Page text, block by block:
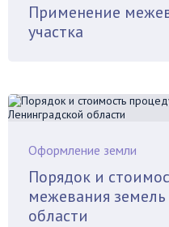
Применение
участка
Оформление земли
Порядок и
межевания
области